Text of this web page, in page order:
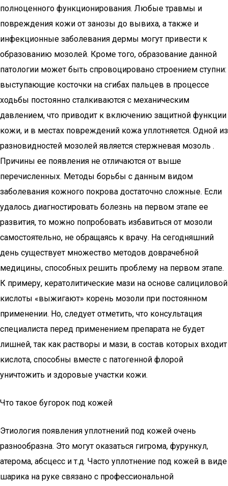
полноценного функционирования. Любые травмы и
повреждения кожи от занозы до вывиха, а также и
инфекционные заболевания дермы могут привести к
образованию мозолей. Кроме того, образование данной
патологии может быть спровоцировано строением ступни:
выступающие косточки на сгибах пальцев в процессе
ходьбы постоянно сталкиваются с механическим
давлением, что приводит к включению защитной функции
кожи, и в местах повреждений кожа уплотняется. Одной из
разновидностей мозолей является стержневая мозоль .
Причины ее появления не отличаются от выше
перечисленных. Методы борьбы с данным видом
заболевания кожного покрова достаточно сложные. Если
удалось диагностировать болезнь на первом этапе ее
развития, то можно попробовать избавиться от мозоли
самостоятельно, не обращаясь к врачу. На сегодняшний
день существует множество методов доврачебной
медицины, способных решить проблему на первом этапе.
К примеру, кератолитические мази на основе салициловой
кислоты «выжигают» корень мозоли при постоянном
применении. Но, следует отметить, что консультация
специалиста перед применением препарата не будет
лишней, так как растворы и мази, в состав которых входит
кислота, способны вместе с патогенной флорой
уничтожить и здоровые участки кожи.
Что такое бугорок под кожей
Этиология появления уплотнений под кожей очень
разнообразна. Это могут оказаться гигрома, фурункул,
атерома, абсцесс и т.д. Часто уплотнение под кожей в виде
шарика на руке связано с профессиональной